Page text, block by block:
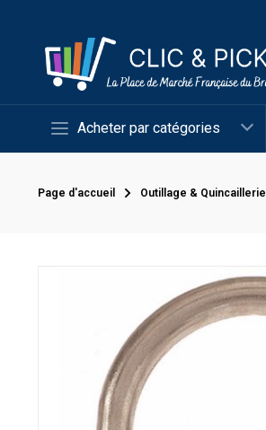
Acheter par catégories
Page d'accueil Outillage & Quincaillerie